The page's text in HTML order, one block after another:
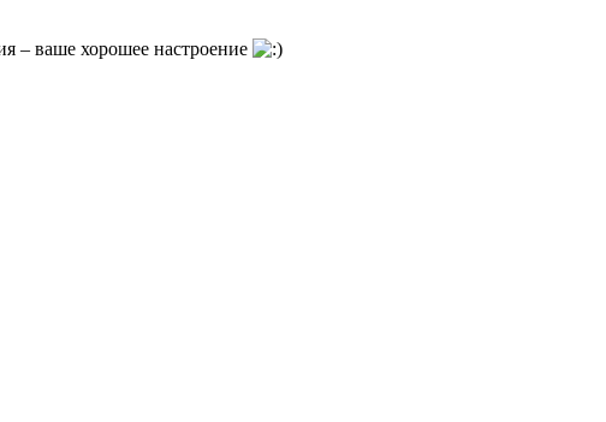
– ваше хорошее настроение